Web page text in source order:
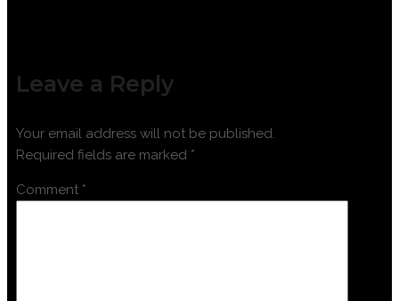
Leave a Reply
Your email address will not be published.
Required fields are marked *
Comment *